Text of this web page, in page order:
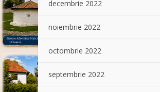
decembrie 2022
noiembrie 2022
octombrie 2022
septembrie 2022